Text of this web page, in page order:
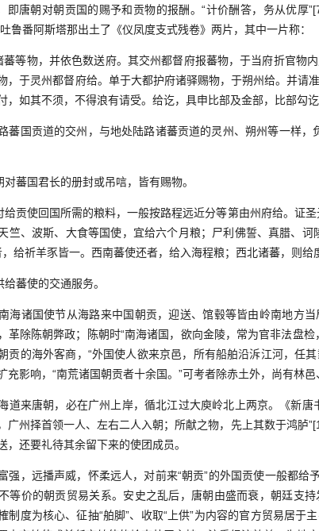
唐朝对朝贡国的赐予和贡物的报酬。“计价酬答，务从优厚
鲁番阿斯塔那出土了《仪凤度支式残卷》两片，其中一片称：
物，并依色数送府。其交州都督府报蕃物，于当府折官物
，于灵州都督府给。单于大都护府诸驿赐物，于朔州给。并请
，如其不须，不得浪有请受。给讫，具申比部及金部，比部
国贡道的交州，与地处陆路诸蕃贡道的灵州、朔州等一样，
蕃国君长的册封或吊唁，皆有赐物。
贡使回国所需的粮料，一般按路程远近分等第由州府给。证圣
竺、波斯、大食等国使，宜给六个月粮；尸利佛誓、真腊、
给祈羊豕皆一。西南蕃使还者，给入海程粮；西北诸蕃，则给
蕃使的交通服务。
诸国使节从海路来中国朝贡，迎送、馆毂等皆由岭南地方当
革除陈朝弊政；陈朝时“南海诸国，欲向金陵，常为官非法盘
贡的海外客商，“外国使人欲来京邑，所有船舶沿泝江河，任
充影响，“南荒诸国朝贡者十余国。”可考者除赤土外，尚有林邑
来唐朝，必在广州上岸，循北江过大庾岭北上两京。《新唐
广州择首领一人、左右二人入朝；所献之物，先上其数于鸿胪
，还要礼待其余留下来的使团成员。
，远播声威，怀柔远人，对前来“朝贡”的外国贡使一般都给
等价的朝贡贸易关系。安史之乱后，唐朝由盛而衰，朝廷支
制度为核心、征抽“舶脚”、收取“上供”为内容的官方贸易居于